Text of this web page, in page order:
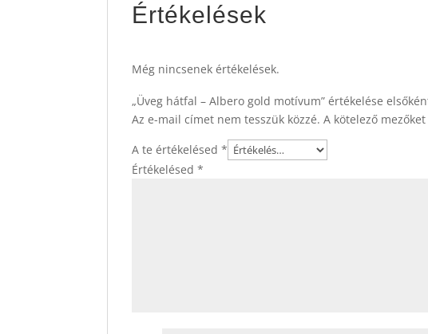
Értékelések
Még nincsenek értékelések.
„Üveg hátfal – Albero gold motívum” értékelése
Az e-mail címet nem tesszük közzé. A kötelező
A te értékelésed*
Értékelésed*